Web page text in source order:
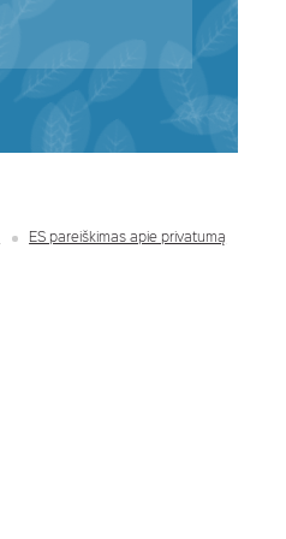
ES pareiškimas apie privatumą